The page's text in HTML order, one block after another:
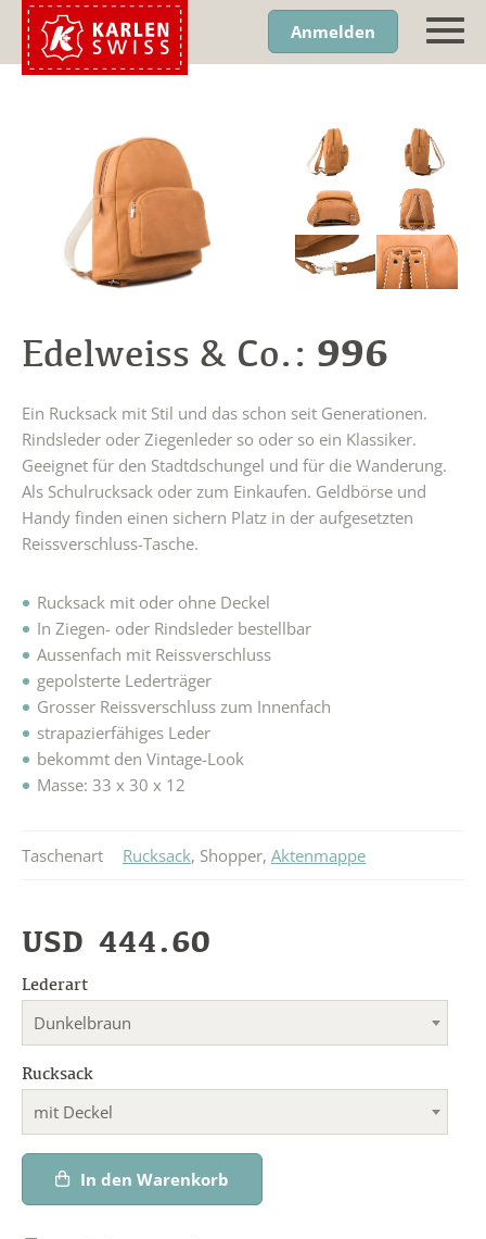
Anmelden
Edelweiss & Co.: 996
Ein Rucksack mit Stil und das schon seit Generationen.
Rindsleder oder Ziegenleder so oder so ein Klassiker.
Geeignet für den Stadtdschungel und für die Wanderung.
Als Schulrucksack oder zum Einkaufen. Geldbörse und
Handy finden einen sichern Platz in der aufgesetzten
Reissverschluss-Tasche.
Rucksack mit oder ohne Deckel
In Ziegen- oder Rindsleder bestellbar
Aussenfach mit Reissverschluss
gepolsterte Lederträger
Grosser Reissverschluss zum Innenfach
strapazierfähiges Leder
bekommt den Vintage-Look
Masse: 33 x 30 x 12
Taschenart Rucksack, Shopper, Aktenmappe
USD 444.60
Lederart
Dunkelbraun
Rucksack
mit Deckel
In den Warenkorb